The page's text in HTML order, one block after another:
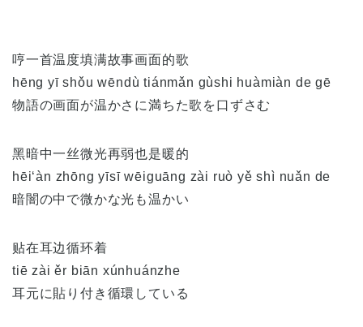
哼一首温度填满故事画面的歌
hēng yī shǒu wēndù tiánmǎn gùshi huàmiàn de gē
物語の画面が温かさに満ちた歌を口ずさむ
黑暗中一丝微光再弱也是暖的
hēi‘àn zhōng yīsī wēiguāng zài ruò yě shì nuǎn de
暗闇の中で微かな光も温かい
贴在耳边循环着
tiē zài ěr biān xúnhuánzhe
耳元に貼り付き循環している